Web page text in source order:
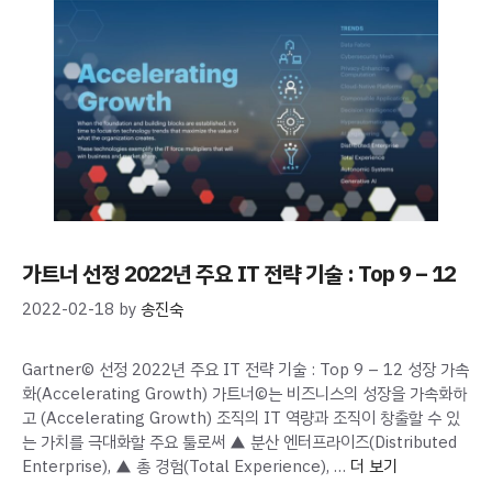
가트너 선정 2022년 주요 IT 전략 기술 : Top 9 – 12
2022-02-18 by송진숙
Gartner© 선정 2022년 주요 IT 전략 기술 : Top 9 – 12 성장 가속
화(Accelerating Growth) 가트너©는 비즈니스의 성장을 가속화하
고 (Accelerating Growth) 조직의 IT 역량과 조직이 창출할 수 있
는 가치를 극대화할 주요 툴로써 ▲ 분산 엔터프라이즈(Distributed
Enterprise), ▲ 총 경험(Total Experience), … 더 보기